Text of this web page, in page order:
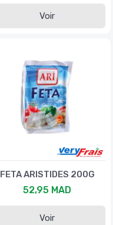
Voir
FETA ARISTIDES 200G
52,95 MAD
Voir